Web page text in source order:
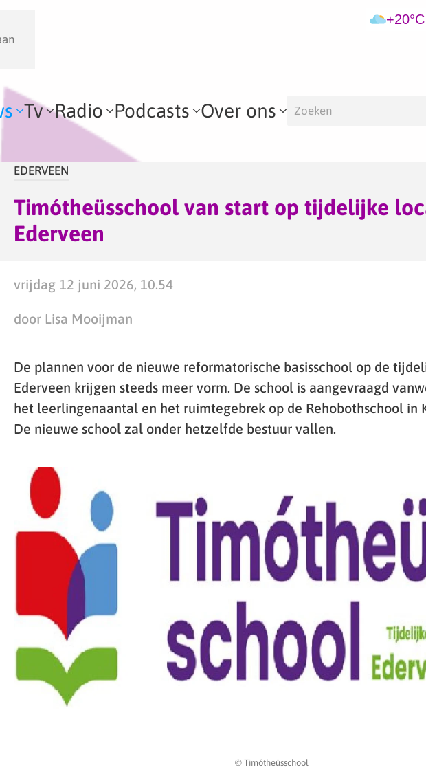
+20°C
Tv Radio Podcasts Over ons
EDERVEEN
Timótheüsschool van start op tijdelijke
Ederveen
vrijdag 12 juni 2026, 10.54
door Lisa Mooijman
De plannen voor de nieuwe reformatorische basisschool op de
Ederveen krijgen steeds meer vorm. De school is aangevraagd
het leerlingenaantal en het ruimtegebrek op de Rehobothschool in
De nieuwe school zal onder hetzelfde bestuur vallen.
© Timótheüsschool